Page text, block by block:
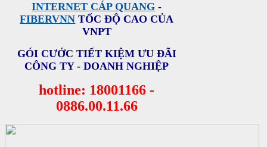
INTERNET CÁP QUANG -
FIBERVNN TỐC ĐỘ CAO CỦA
VNPT
GÓI CƯỚC TIẾT KIỆM ƯU ĐÃI
CÔNG TY - DOANH NGHIỆP
hotline: 18001166 -
0886.00.11.66